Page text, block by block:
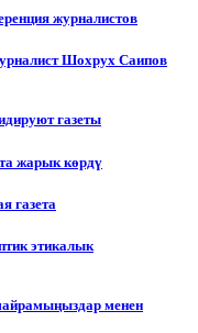
журналистов
Шохрух Саипов
газеты
жарык көрдү
газета
этикалык
менен